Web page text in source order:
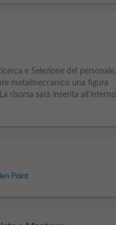
e Selezione del personale,
metalmeccanico una figura
risorsa sarà inserita all'interno
Point